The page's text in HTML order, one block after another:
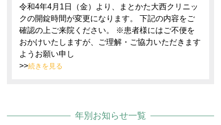
令和4年4月1日（金）より、まとかた大西クリニッ
クの開錠時間が変更になります。 下記の内容をご
確認の上ご来院ください。 ※患者様にはご不便を
おかけいたしますが、ご理解・ご協力いただきます
ようお願い申し
>>続きを見る
年別お知らせ一覧